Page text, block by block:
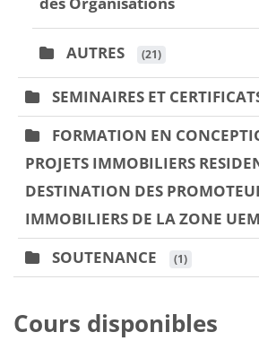
AUTRES (21)
SEMINAIRES ET
FORMATION EN
PROJETS IMMOBILIERS
DESTINATION DES
IMMOBILIERS DE LA ZONE
SOUTENANCE (1)
Cours disponibles